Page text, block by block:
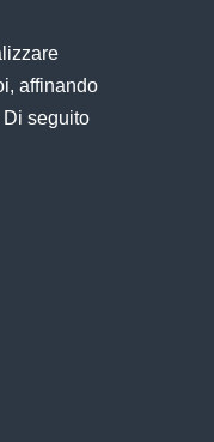
affinando
Di seguito